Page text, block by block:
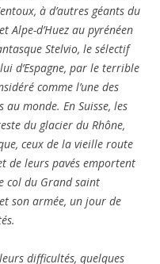
à d’autres géants du
Alpe-d’Huez au pyrénéen
Stelvio, le sélectif
d’Espagne, par le terrible
comme l’une des
au monde. En Suisse, les
du glacier du Rhône,
ceux de la vieille route
de leurs pavés emportent
col du Grand saint
son armée, un jour de
difficultés, quelques